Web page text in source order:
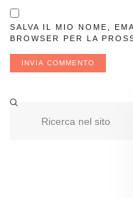
SALVA IL MIO NOME,
BROWSER PER LA